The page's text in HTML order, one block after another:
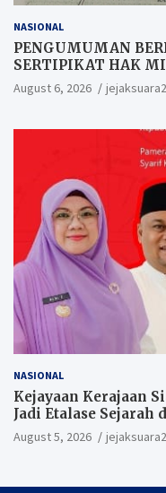
NASIONAL
PENGUMUMAN
SERTIPIKAT HAK
August 6, 2026
NASIONAL
Kejayaan Kerajaan
Jadi Etalase Sejarah
August 5, 2026